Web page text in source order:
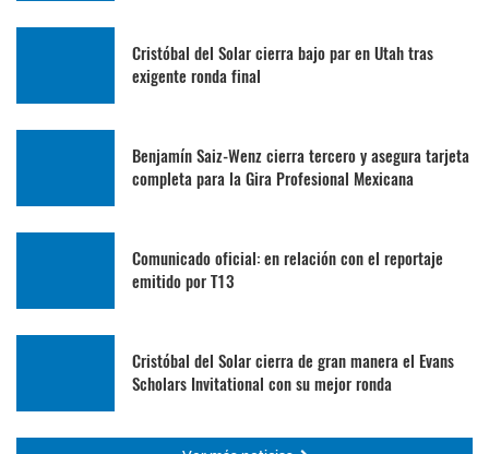
Cristóbal del Solar cierra bajo par en Utah tras
exigente ronda final
Benjamín Saiz-Wenz cierra tercero y asegura tarjeta
completa para la Gira Profesional Mexicana
Comunicado oficial: en relación con el reportaje
emitido por T13
Cristóbal del Solar cierra de gran manera el Evans
Scholars Invitational con su mejor ronda